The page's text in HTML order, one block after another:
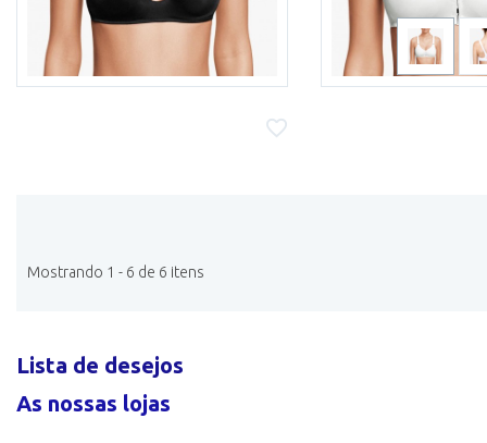
Mostrando 1 - 6 de 6 itens
Lista de desejos
As nossas lojas